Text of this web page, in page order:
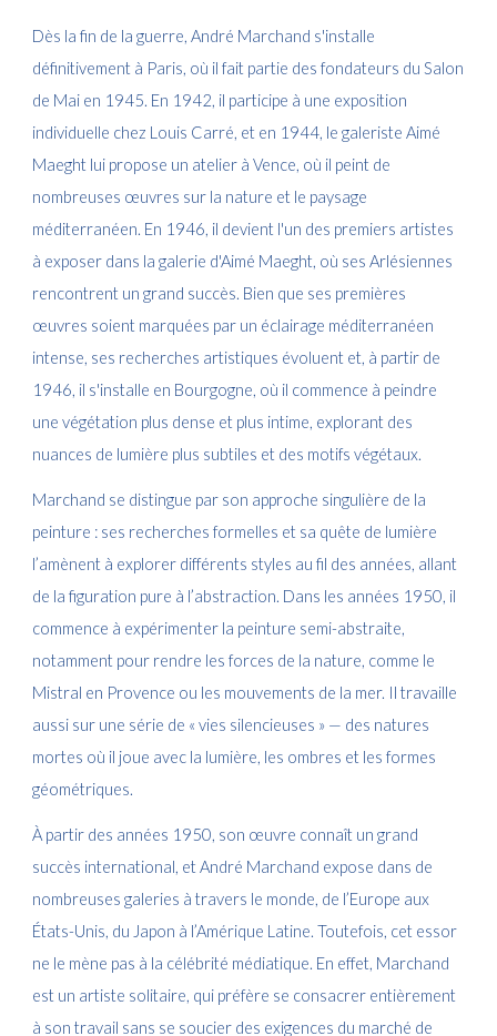
Dès la fin de la guerre, André Marchand s'installe
définitivement à Paris, où il fait partie des fondateurs du Salon
de Mai en 1945. En 1942, il participe à une exposition
individuelle chez Louis Carré, et en 1944, le galeriste Aimé
Maeght lui propose un atelier à Vence, où il peint de
nombreuses œuvres sur la nature et le paysage
méditerranéen. En 1946, il devient l'un des premiers artistes
à exposer dans la galerie d'Aimé Maeght, où ses Arlésiennes
rencontrent un grand succès. Bien que ses premières
œuvres soient marquées par un éclairage méditerranéen
intense, ses recherches artistiques évoluent et, à partir de
1946, il s'installe en Bourgogne, où il commence à peindre
une végétation plus dense et plus intime, explorant des
nuances de lumière plus subtiles et des motifs végétaux.
Marchand se distingue par son approche singulière de la
peinture : ses recherches formelles et sa quête de lumière
l’amènent à explorer différents styles au fil des années, allant
de la figuration pure à l’abstraction. Dans les années 1950, il
commence à expérimenter la peinture semi-abstraite,
notamment pour rendre les forces de la nature, comme le
Mistral en Provence ou les mouvements de la mer. Il travaille
aussi sur une série de « vies silencieuses » — des natures
mortes où il joue avec la lumière, les ombres et les formes
géométriques.
À partir des années 1950, son œuvre connaît un grand
succès international, et André Marchand expose dans de
nombreuses galeries à travers le monde, de l’Europe aux
États-Unis, du Japon à l’Amérique Latine. Toutefois, cet essor
ne le mène pas à la célébrité médiatique. En effet, Marchand
est un artiste solitaire, qui préfère se consacrer entièrement
à son travail sans se soucier des exigences du marché de